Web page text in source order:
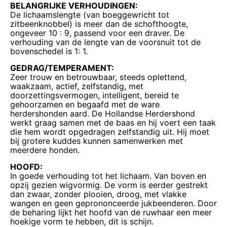
BELANGRIJKE VERHOUDINGEN:
De lichaamslengte (van boeggewricht tot
zitbeenknobbel) is meer dan de schofthoogte,
ongeveer 10 : 9, passend voor een draver. De
verhouding van de lengte van de voorsnuit tot de
bovenschedel is 1: 1.
GEDRAG/TEMPERAMENT:
Zeer trouw en betrouwbaar, steeds oplettend,
waakzaam, actief, zelfstandig, met
doorzettingsvermogen, intelligent, bereid te
gehoorzamen en begaafd met de ware
herdershonden aard. De Hollandse Herdershond
werkt graag samen met de baas en hij voert een taak
die hem wordt opgedragen zelfstandig uit. Hij moet
bij grotere kuddes kunnen samenwerken met
meerdere honden.
HOOFD:
In goede verhouding tot het lichaam. Van boven en
opzij gezien wigvormig. De vorm is eerder gestrekt
dan zwaar, zonder plooien, droog, met vlakke
wangen en geen geprononceerde jukbeenderen. Door
de beharing lijkt het hoofd van de ruwhaar een meer
hoekige vorm te hebben, dit is schijn.